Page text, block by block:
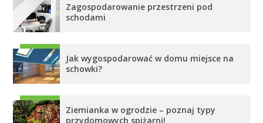
Zagospodarowanie przestrzeni pod
schodami
Jak wygospodarować w domu miejsce na
schowki?
Ziemianka w ogrodzie – poznaj typy
przydomowych spiżarni!